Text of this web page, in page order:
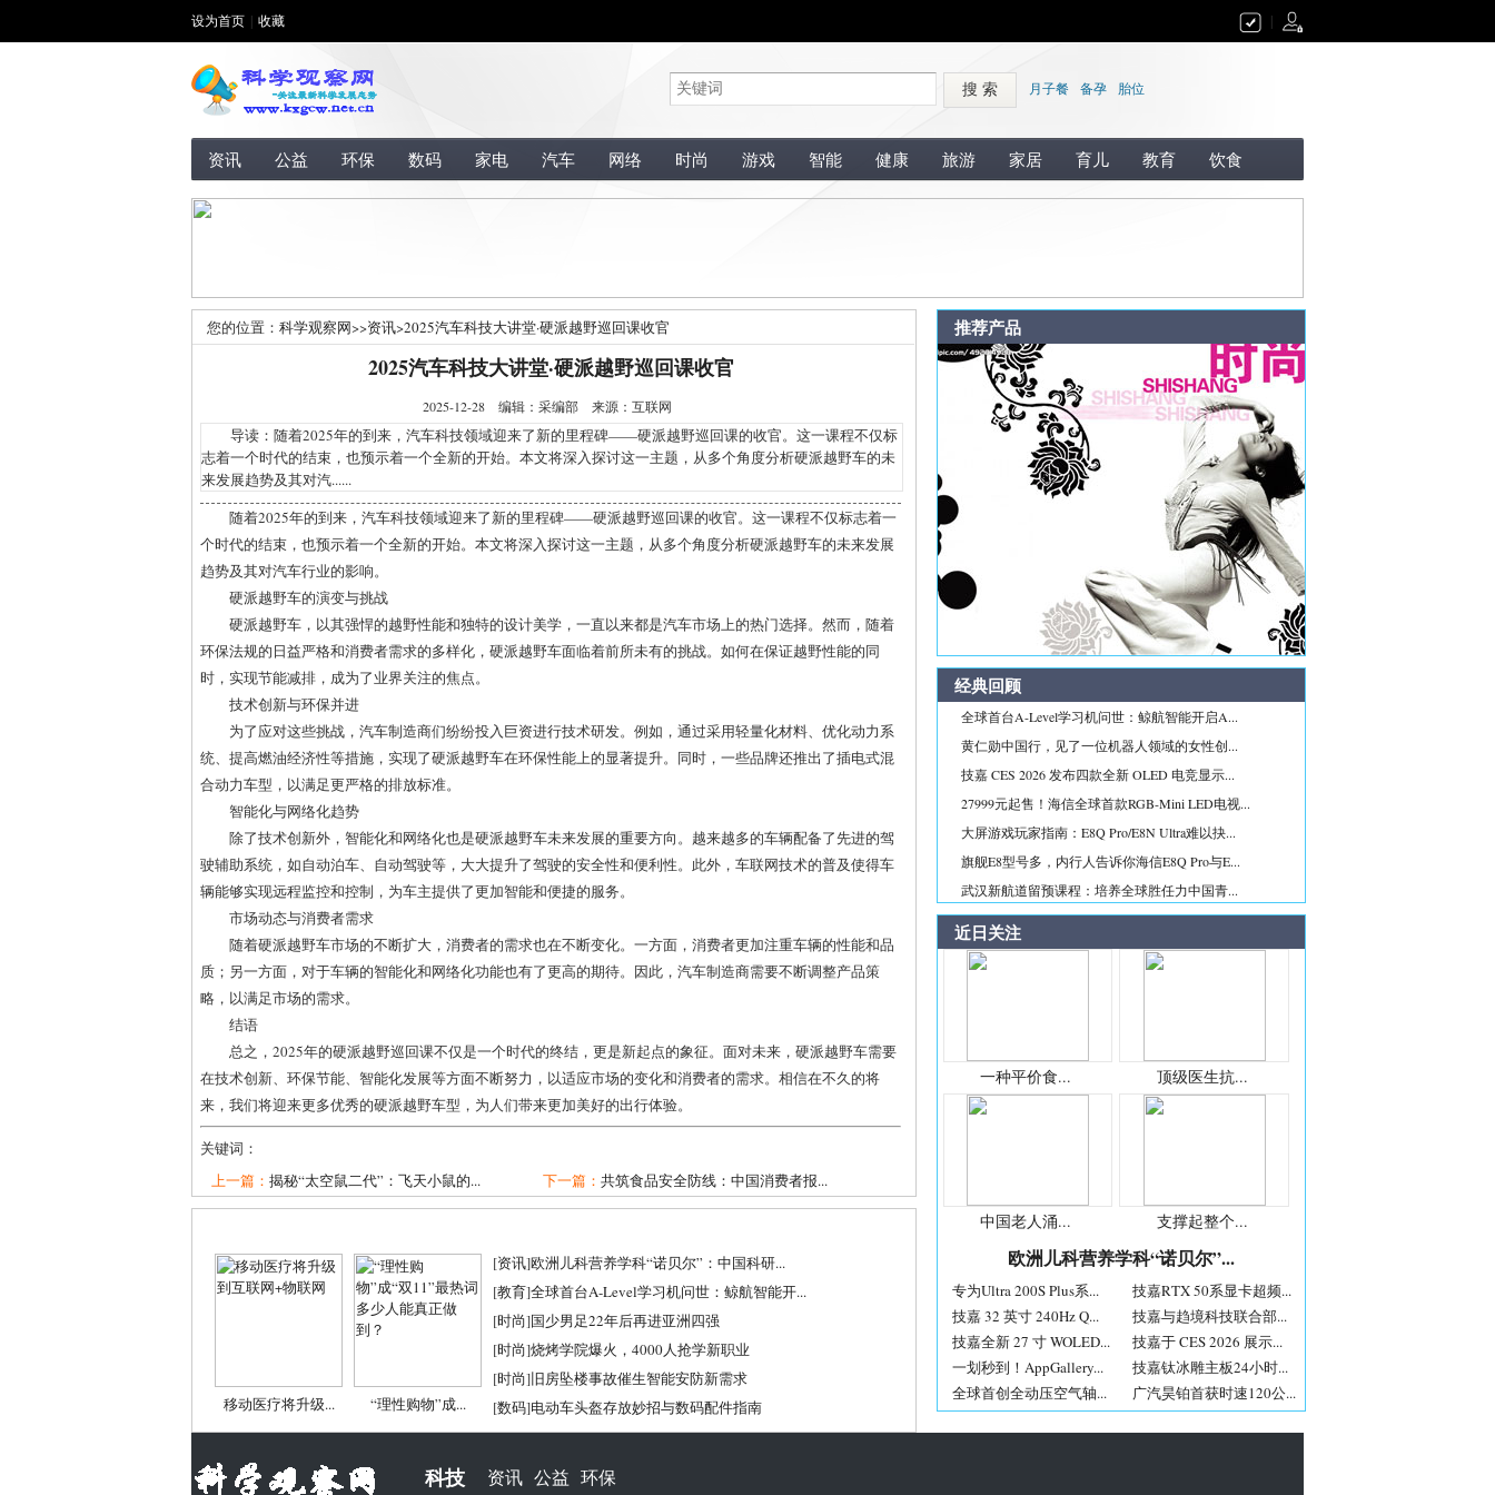
设为首页 收藏
搜 索 月子餐 备孕 胎位
资讯 公益 环保 数码 家电 汽车 网络 时尚 游戏 智能 健康 旅游 家居 育儿 教育 饮食
您的位置： 科学观察网>>资讯>2025汽车科技大讲堂·硬派越野巡回课收官
2025汽车科技大讲堂·硬派越野巡回课收官
2025-12-28 编辑：采编部 来源：互联网
导读：随着2025年的到来，汽车科技领域迎来了新的里程碑——硬派越野巡回课的收官。这一课程不仅标
志着一个时代的结束，也预示着一个全新的开始。本文将深入探讨这一主题，从多个角度分析硬派越野车的未
来发展趋势及其对汽......
随着2025年的到来，汽车科技领域迎来了新的里程碑——硬派越野巡回课的收官。这一课程不仅标志着一
个时代的结束，也预示着一个全新的开始。本文将深入探讨这一主题，从多个角度分析硬派越野车的未来发展
趋势及其对汽车行业的影响。
硬派越野车的演变与挑战
硬派越野车，以其强悍的越野性能和独特的设计美学，一直以来都是汽车市场上的热门选择。然而，随着
环保法规的日益严格和消费者需求的多样化，硬派越野车面临着前所未有的挑战。如何在保证越野性能的同
时，实现节能减排，成为了业界关注的焦点。
技术创新与环保并进
为了应对这些挑战，汽车制造商们纷纷投入巨资进行技术研发。例如，通过采用轻量化材料、优化动力系
统、提高燃油经济性等措施，实现了硬派越野车在环保性能上的显著提升。同时，一些品牌还推出了插电式混
合动力车型，以满足更严格的排放标准。
智能化与网络化趋势
除了技术创新外，智能化和网络化也是硬派越野车未来发展的重要方向。越来越多的车辆配备了先进的驾
驶辅助系统，如自动泊车、自动驾驶等，大大提升了驾驶的安全性和便利性。此外，车联网技术的普及使得车
辆能够实现远程监控和控制，为车主提供了更加智能和便捷的服务。
市场动态与消费者需求
随着硬派越野车市场的不断扩大，消费者的需求也在不断变化。一方面，消费者更加注重车辆的性能和品
质；另一方面，对于车辆的智能化和网络化功能也有了更高的期待。因此，汽车制造商需要不断调整产品策
略，以满足市场的需求。
结语
总之，2025年的硬派越野巡回课不仅是一个时代的终结，更是新起点的象征。面对未来，硬派越野车需要
在技术创新、环保节能、智能化发展等方面不断努力，以适应市场的变化和消费者的需求。相信在不久的将
来，我们将迎来更多优秀的硬派越野车型，为人们带来更加美好的出行体验。
关键词：
上一篇： 揭秘“太空鼠二代”：飞天小鼠的... 下一篇： 共筑食品安全防线：中国消费者报...
移动医疗将升级... “理性购物”成...
[资讯]欧洲儿科营养学科“诺贝尔”：中国科研...
[教育]全球首台A-Level学习机问世：鲸航智能开...
[时尚]国少男足22年后再进亚洲四强
[时尚]烧烤学院爆火，4000人抢学新职业
[时尚]旧房坠楼事故催生智能安防新需求
[数码]电动车头盔存放妙招与数码配件指南
推荐产品
经典回顾
全球首台A-Level学习机问世：鲸航智能开启A...
黄仁勋中国行，见了一位机器人领域的女性创...
技嘉 CES 2026 发布四款全新 OLED 电竞显示...
27999元起售！海信全球首款RGB-Mini LED电视...
大屏游戏玩家指南：E8Q Pro/E8N Ultra难以抉...
旗舰E8型号多，内行人告诉你海信E8Q Pro与E...
武汉新航道留预课程：培养全球胜任力中国青...
近日关注
一种平价食... 顶级医生抗...
中国老人涌... 支撑起整个...
欧洲儿科营养学科“诺贝尔”...
专为Ultra 200S Plus系...
技嘉RTX 50系显卡超频...
技嘉 32 英寸 240Hz Q...
技嘉与趋境科技联合部...
技嘉全新 27 寸 WOLED...
技嘉于 CES 2026 展示...
一划秒到！AppGallery...
技嘉钛冰雕主板24小时...
全球首创全动压空气轴...
广汽昊铂首获时速120公...
科技 资讯 公益 环保